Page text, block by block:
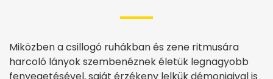
Miközben a csillogó ruhákban és zene ritmusára
harcoló lányok szembenéznek életük legnagyobb